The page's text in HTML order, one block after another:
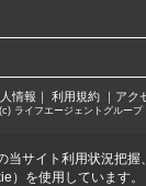
情報 利用規約｜ アク
ライフエージェントグルー
当サイト利用状況把握
）を使用しています。